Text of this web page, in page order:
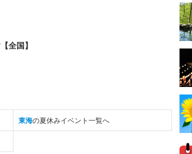
全国】
東海の夏休みイベント一覧へ